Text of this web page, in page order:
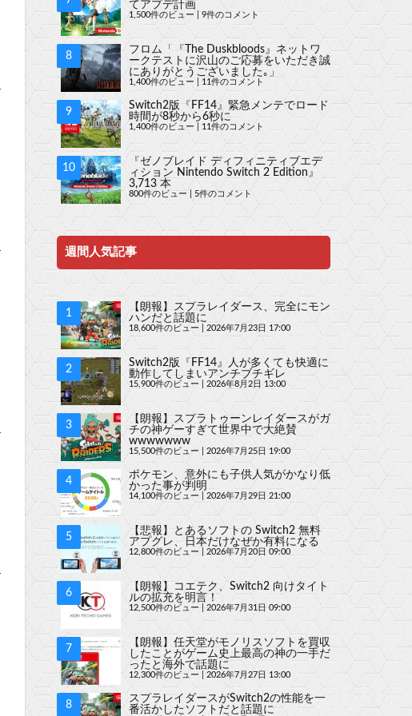
てアプデ計画
1,500件のビュー| 9件のコメント
フロム「『The Duskbloods』ネットワ
ークテストに沢山のご応募をいただき誠
にありがとうございました｡」
1,400件のビュー 11件のコメント
Switch2版『FF14』緊急メンテでロード
時間が8秒から6秒に
1,400件のビュー 11件のコメント
『ゼノブレイド ディフィニティブエデ
ィション Nintendo Switch 2 Edition』
3,713 本
800件のビュー 5件のコメント
週間人気記事
【朗報】スプラレイダース、完全にモン
ハンだと話題に
18,600件のビュー 2026年7月23日 17:00
Switch2版『FF14』人が多くても快適に
動作してしまいアンチブチギレ
15,900件のビュー 2026年8月2日 13:00
【朗報】スプラトゥーンレイダースがガ
チの神ゲーすぎて世界中で大絶賛
wwwwwww
15,500件のビュー 2026年7月25日 19:00
ポケモン、意外にも子供人気がかなり低
かった事が判明
14,100件のビュー 2026年7月29日 21:00
【悲報】とあるソフトの Switch2 無料
アプグレ、日本だけなぜか有料になる
12,800件のビュー 2026年7月20日 09:00
【朗報】コエテク、Switch2 向けタイト
ルの拡充を明言！
12,500件のビュー| 2026年7月31日 09:00
【朗報】任天堂がモノリスソフトを買収
したことがゲーム史上最高の神の一手だ
ったと海外で話題に
12,300件のビュー 2026年7月27日 13:00
スプラレイダースがSwitch2の性能を一
番活かしたソフトだと話題に